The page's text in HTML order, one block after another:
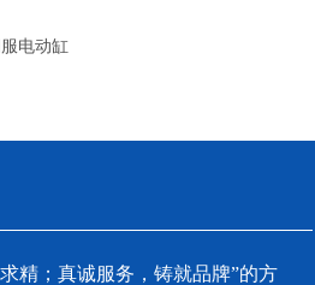
电动缸
精；真诚服务，铸就品牌”的方